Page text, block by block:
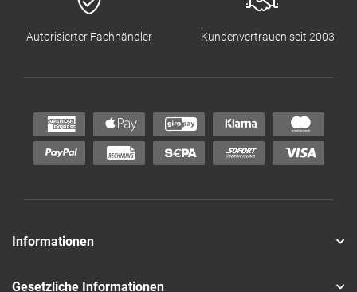
Autorisierter Fachhändler Kundenvertrauen seit 2003
Informationen
Gesetzliche Informationen